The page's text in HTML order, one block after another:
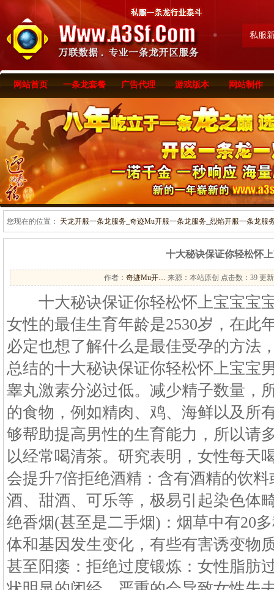
私服
网站首页 一条龙套餐 广告代理 游戏版本 网站制作
您现在的位置： 天龙开服一条龙服务_奇迹Mu开服一条龙服务_烈焰开服一条龙服
十大秘诀保证你轻松怀
作者： 奇迹Mu开… 来源：本站原创 点击数： 39 更
十大秘诀保证你轻松怀上宝宝宝
女性的最佳生育年龄是2530岁，在此
必定也想了解什么是最佳受孕的方法
总结的十大秘诀保证你轻松怀上宝宝
睾丸激素分泌过低。减少精子数量，
的食物，例如精肉、鸡、海鲜以及所
够帮助提高男性的生育能力，所以请
以经常喝清茶。研究表明，女性每天
会提升7倍拒绝酒精：含有酒精的饮
酒、甜酒、可乐等，极易引起染色体
绝香烟(甚至是二手烟)：烟草中有20
体和基因发生变化，有些有害诱变物
甚至阳痿：拒绝过度锻炼：女性脂肪